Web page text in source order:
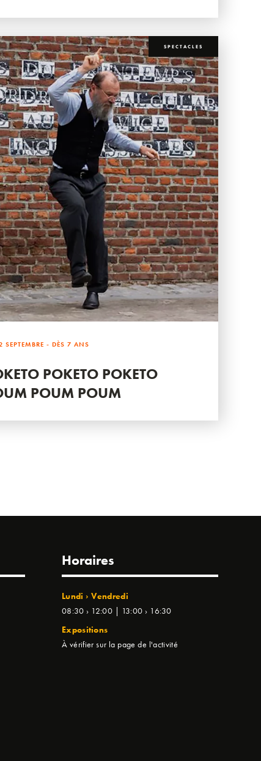
SPECTACLES
SEPTEMBRE - DÈS 7 ANS
POKETO POKETO
POUM POUM
Horaires
Lundi › Vendredi
08:30 › 12:00 | 13:00 › 16:30
Expositions
À vérifier sur la page de l'activité